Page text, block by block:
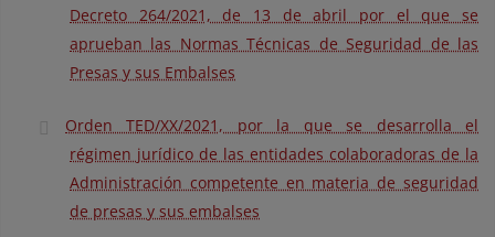
Decreto 264/2021, de 13 de abril por el que se
aprueban las Normas Técnicas de Seguridad de las
Presas y sus Embalses
Orden TED/XX/2021, por la que se desarrolla el
régimen jurídico de las entidades colaboradoras de la
Administración competente en materia de seguridad
de presas y sus embalses